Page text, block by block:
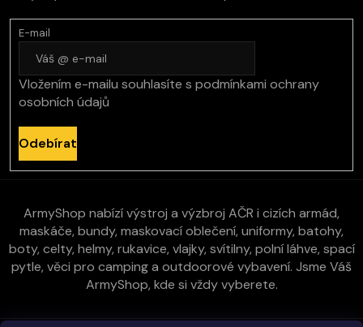
E-mail
Vložením e-mailu souhlasíte s podmínkami ochrany
osobních údajů
Odebírat
ArmyShop nabízí výstroj a výzbroj AČR i cizích armád,
maskáče, bundy, maskovací oblečení, uniformy, batohy,
boty, celty, helmy, rukavice, vlajky, svítilny, polní láhve, spací
pytle, věci pro camping a outdoorové vybavení. Jsme Váš
ArmyShop, kde si vždy vyberete.